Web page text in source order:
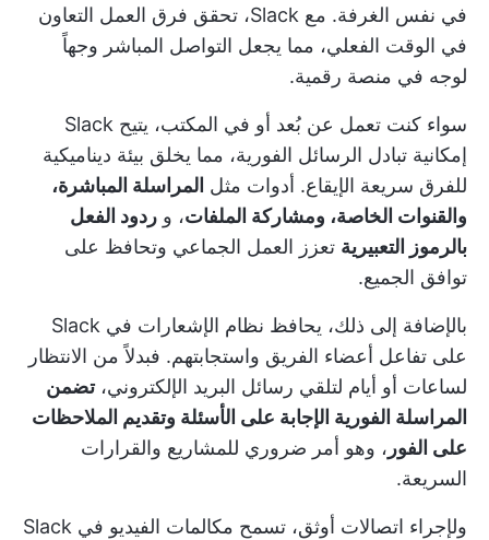
في نفس الغرفة. مع Slack، تحقق فرق العمل التعاون
في الوقت الفعلي، مما يجعل التواصل المباشر وجهاً
لوجه في منصة رقمية.
سواء كنت تعمل عن بُعد أو في المكتب، يتيح Slack
إمكانية تبادل الرسائل الفورية، مما يخلق بيئة ديناميكية
للفرق سريعة الإيقاع. أدوات مثل المراسلة المباشرة،
والقنوات الخاصة، ومشاركة الملفات، و ردود الفعل
بالرموز التعبيرية تعزز العمل الجماعي وتحافظ على
توافق الجميع.
بالإضافة إلى ذلك، يحافظ نظام الإشعارات في Slack
على تفاعل أعضاء الفريق واستجابتهم. فبدلاً من الانتظار
لساعات أو أيام لتلقي رسائل البريد الإلكتروني،تضمن
المراسلة الفورية الإجابة على الأسئلة وتقديم الملاحظات
على الفور ، وهو أمر ضروري للمشاريع والقرارات
السريعة.
ولإجراء اتصالات أوثق، تسمح مكالمات الفيديو في Slack